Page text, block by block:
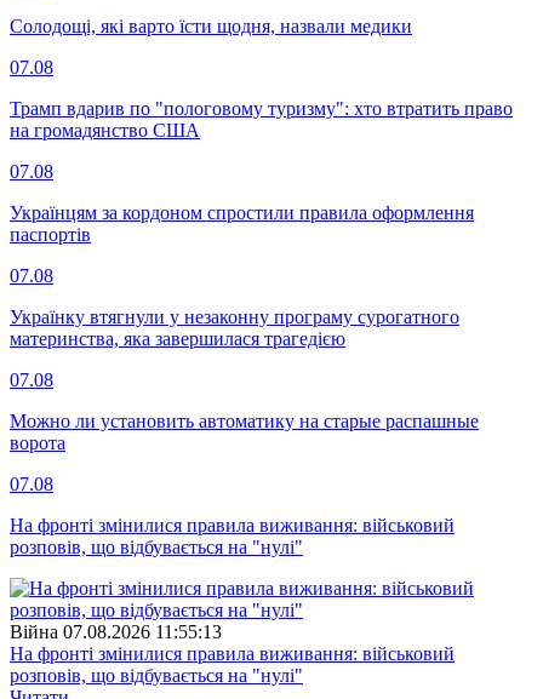
Солодощі, які варто їсти щодня, назвали медики
07.08
Трамп вдарив по "пологовому туризму": хто втратить право
на громадянство США
07.08
Українцям за кордоном спростили правила оформлення
паспортів
07.08
Українку втягнули у незаконну програму сурогатного
материнства, яка завершилася трагедією
07.08
Можно ли установить автоматику на старые распашные
ворота
07.08
На фронті змінилися правила виживання: військовий
розповів, що відбувається на "нулі"
Війна 07.08.2026 11:55:13
На фронті змінилися правила виживання: військовий
розповів, що відбувається на "нулі"